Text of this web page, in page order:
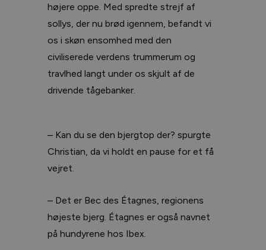
højere oppe. Med spredte strejf af
sollys, der nu brød igennem, befandt vi
os i skøn ensomhed med den
civiliserede verdens trummerum og
travlhed langt under os skjult af de
drivende tågebanker.
– Kan du se den bjergtop der? spurgte
Christian, da vi holdt en pause for et få
vejret.
– Det er Bec des Étagnes, regionens
højeste bjerg. Étagnes er også navnet
på hundyrene hos Ibex.